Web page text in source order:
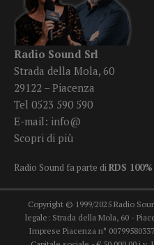
Radio Sound Srl
Strada della Mola, 60
29122 – Piacenza
Tel 0523 590 590
E-mail: info@
Scopri di più
Radio Sound fa parte diRDS
Copyright © 1999/2025 Radio
legale: Strada della Mola, 60 -
Imprese Piacenza n°